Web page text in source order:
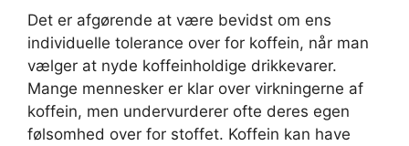
Det er afgørende at være bevidst om ens
individuelle tolerance over for koffein, når man
vælger at nyde koffeinholdige drikkevarer.
Mange mennesker er klar over virkningerne af
koffein, men undervurderer ofte deres egen
følsomhed over for stoffet. Koffein kan have